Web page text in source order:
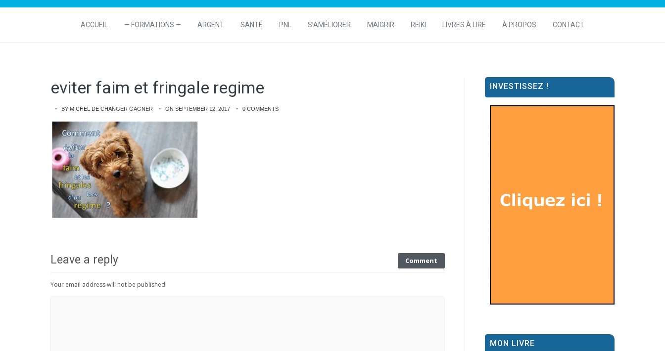
ACCUEIL — FORMATIONS — ARGENT SANTÉ PNL S’AMÉLIORER MAIGRIR REIKI LIVRES À LIRE À PROPOS CONTACT
eviter faim et fringale regime
BY MICHEL DE CHANGER GAGNER ON SEPTEMBER 12, 2017 0 COMMENTS
Leave a reply Comment
Your email address will not be published.
INVESTISSEZ !
MON LIVRE